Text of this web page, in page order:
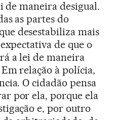
de maneira desigual.
as partes do
desestabiliza mais
de que o
a lei de maneira
relação à polícia,
O cidadão pensa
por ela, porque ela
e, por outro